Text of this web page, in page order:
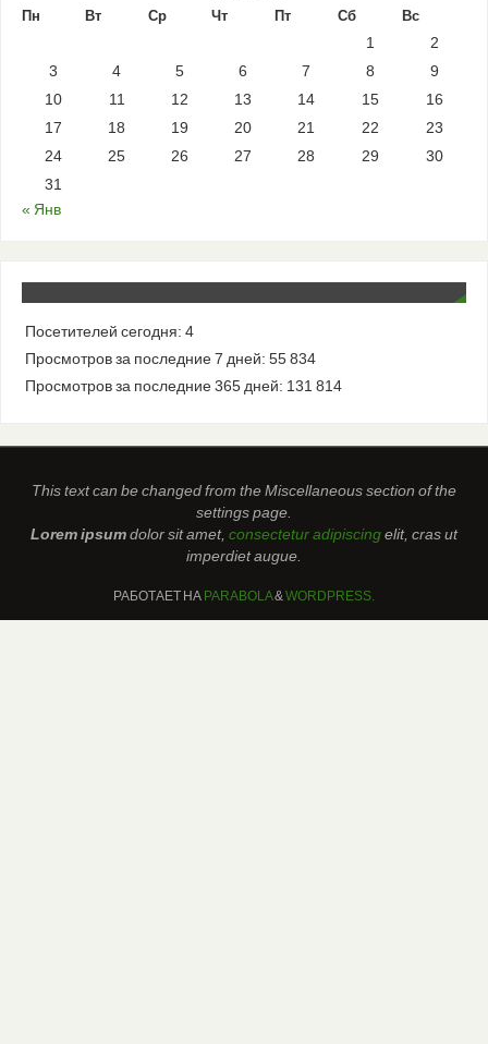
Пн
Вт Ср Чт Пт Сб Вс
1
2
3
4 5 6 7 8
9
10
11 12 13 14 15
16
17
18 19 20 21 22
23
24
25 26 27 28 29
30
31
« Янв
Посетителей сегодня: 4
Просмотров за последние 7 дней: 55 834
Просмотров за последние 365 дней: 131 814
This text can be changed from the Miscellaneous section of the
settings page.
Lorem ipsumdolor sit amet, consectetur adipiscingelit, cras ut
imperdiet augue.
РАБОТАЕТ НА PARABOLA&WORDPRESS.